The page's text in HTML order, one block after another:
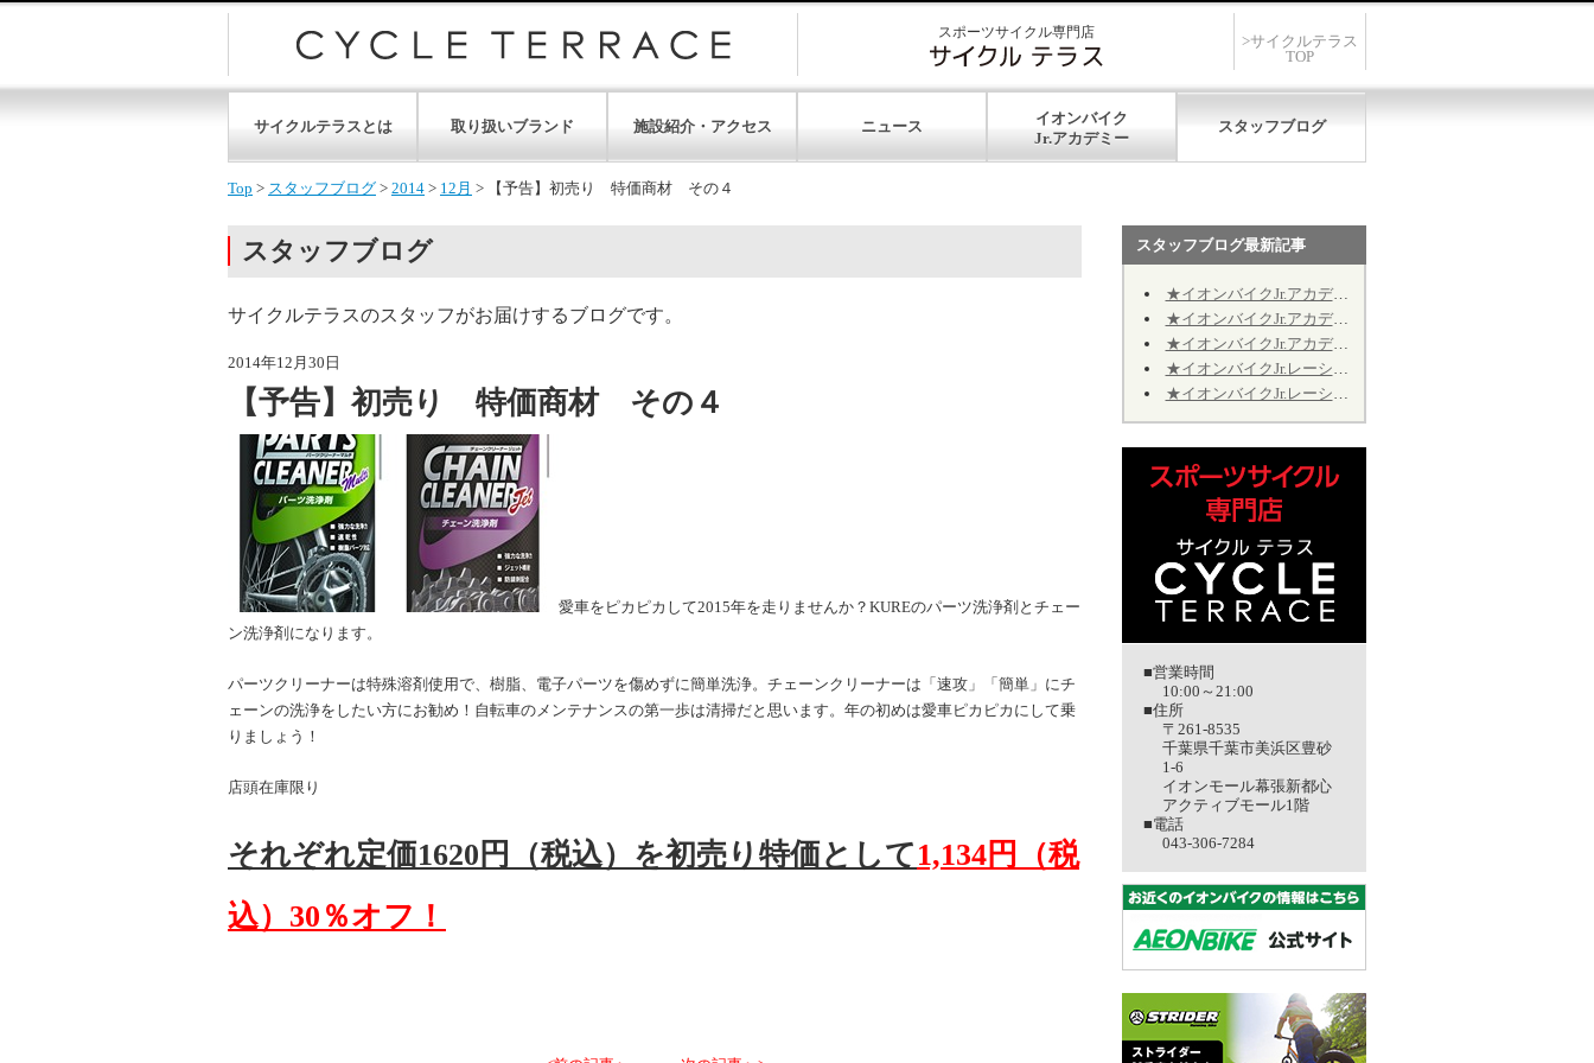
スポーツサイクル専門店
>サイクルテラス
TOP
サイクルテラスとは 取り扱いブランド 施設紹介・アクセス ニュース イオンバイク スタッフブログ
Top > スタッフブログ > 2014 > 12月 > 【予告】初売り 特価商材 その４
スタッフブログ
サイクルテラスのスタッフがお届けするブログです。
2014年12月30日
【予告】初売り 特価商材 その４
愛車をピカピカして2015年を走りませんか？KUREのパーツ洗浄剤とチェー
ン洗浄剤になります。
パーツクリーナーは特殊溶剤使用で、樹脂、電子パーツを傷めずに簡単洗浄。チェーンクリーナーは「速攻」「簡単」にチ
ェーンの洗浄をしたい方にお勧め！自転車のメンテナンスの第一歩は清掃だと思います。年の初めは愛車ピカピカにして乗
りましょう！
店頭在庫限り
それぞれ定価1620円（税込）を初売り特価として1,134円（税
込）30％オフ！
スタッフブログ最新記事
★イオンバイクJr.アカデミー★第12期★第５回★明日7/19、開催致します★
★イオンバイクJr.アカデミー★第12期★第４回★明日7/11、振り替え開催致します★
★イオンバイクJr.アカデミー★第12期★2026年9月の開催日程のお知らせ
★イオンバイクJr.レーシング★第10期★2026年9月の予定★～Jr.アカデミーではありません～
★イオンバイクJr.レーシング★第10期★後半期ご継続のお手続きについて★※Jr.アカデミーではありません
■営業時間
10:00～21:00
■住所
〒261-8535
千葉県千葉市美浜区豊砂
1-6
イオンモール幕張新都心
アクティブモール1階
■電話
043-306-7284